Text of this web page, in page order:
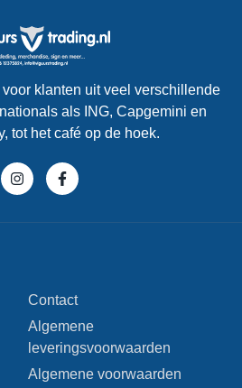
Contact
Algemene
leveringsvoorwaarden
Algemene voorwaarden
klanten uit veel verschillende
als ING, Capgemini en
tot het café op de hoek.